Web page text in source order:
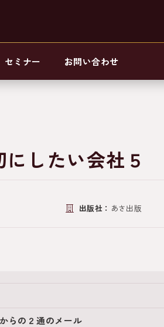
セミナー お問い合わせ
したい会社５
出版社： あさ出版
らの２通のメール